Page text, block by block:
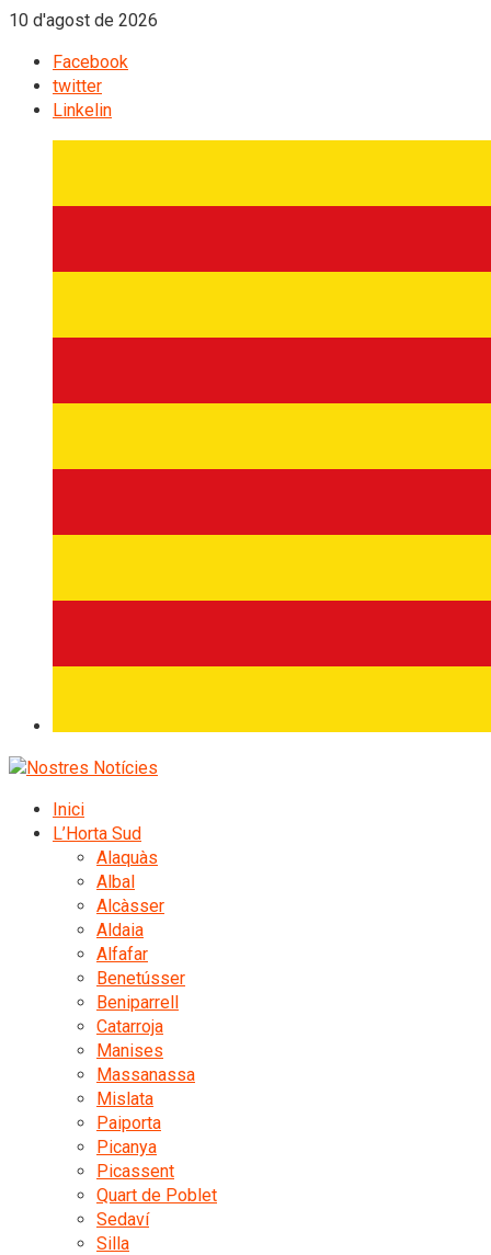
10 d'agost de 2026
Facebook
twitter
Linkelin
Inici
L’Horta Sud
Alaquàs
Albal
Alcàsser
Aldaia
Alfafar
Benetússer
Beniparrell
Catarroja
Manises
Massanassa
Mislata
Paiporta
Picanya
Picassent
Quart de Poblet
Sedaví
Silla